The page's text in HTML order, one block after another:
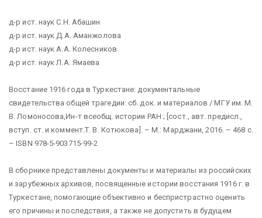
д-р ист. наук С.Н. Абашин
д-р ист. наук Д.А. Аманжолова
д-р ист. наук А.А. Колесников
д-р ист. наук Л.А. Ямаева
Восстание 1916 года в Туркестане: документальные
свидетельства общей трагедии: сб. док. и материалов / МГУ им. М.
В. Ломоносова,Ин-т всеобщ. истории РАН ; [сост., авт. предисл.,
вступ. ст. и коммент.Т. В. Котюкова]. – М.: Марджани, 2016. – 468 с.
– ISBN 978-5-903715-99-2
В сборнике представлены документы и материалы из российских
и зарубежных архивов, посвященные истории восстания 1916 г. в
Туркестане, помогающие объективно и беспристрастно оценить
его причины и последствия, а также не допустить в будущем